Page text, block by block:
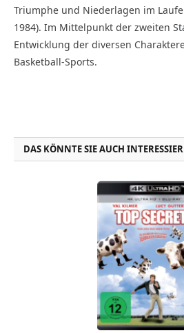
Triumphe und Niederlagen im Laufe
1984). Im Mittelpunkt der zweiten
Entwicklung der diversen
Basketball-Sports.
DAS KÖNNTE SIE AUCH